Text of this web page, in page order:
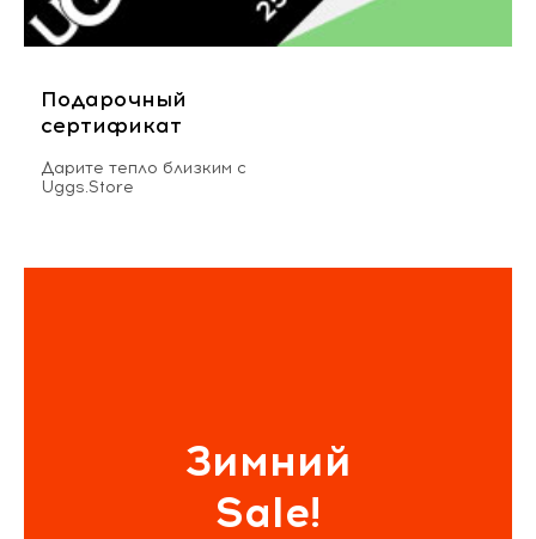
Подарочный
сертификат
Дарите тепло близким с
Uggs.Store
Зимний
Sale!